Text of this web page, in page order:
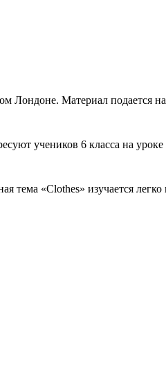
Лондоне. Материал подается
учеников 6 класса на
тема «Clothes» изучается